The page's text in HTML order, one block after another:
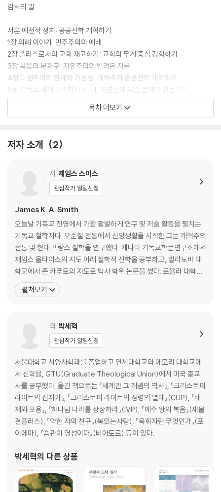
감사의 말
서론 예전적 정치: 공공신학 개혁하기
1장 의례 이야기: 민주주의의 예배
2장 폴리스로서의 교회 재고하기: 교회의 무게 중심 강화하기
3장 복음의 분화구: 자유주의의 빌려온 자본
4장 다원주의의 한계와 가능성: 개혁주의 공공신학 개혁하기
5장 기독교 세계 구속하기: 아니, 자연법에 무슨 문제가 있는가?
6장 경쟁적 형성: 우리의 ‘대부’ 문제
결론 하나님의 도성과 우리가 살고 있는 도성: 공적 참여를 위한 아우구스
인명 찾아보기
목차 더보기
저자 소개 2
저 제임스 스미스
관심작가 알림신청
James K. A. Smith
오늘날 기독교 진영에서 가장 활발하게 연구 및 저술 활동을 펼치는
기독교 철학자다. 오순절 전통에서 신앙생활을 시작한 그는 개혁주의
전통 및 현대 프랑스 철학을 연구했다. 캐나다 기독교학문연구소에서
제임스 올타이스의 지도 아래 철학적 신학을 공부하고, 빌라노바 대
학교에서 존 카푸토의 지도로 박사 학위 논문을 썼다. 로욜라 대학교
에서 가르쳤으며, 현재는 캘빈 칼리지에서 철학과 신학을 가르치고
있다. 풀러 신학교, 리폼드 신학교, 리젠트 칼리지 방문교수이기도 하
펼쳐보기
역 박세혁
관심작가 알림신청
서울대학교 서양사학과를 졸업하고 연세대학교와 에모리 대학교에
서 신학을, GTU(Graduate Theological Union)에서 미국 종교
사를 공부했다. 옮긴 책으로는 『세계관 그 개념의 역사』, 『크리스토퍼
라이트의 십자가』, 『크리스토퍼 라이트의 성령의 열매』(CUP), 『배
제와 포용』, 『하나님 나라를 상상하라』(IVP), 『예수 왕의 복음』(새물
결플러스), 『약한 자의 친구』(복있는사람), 『목회자란 무엇인가』(포
이에마), 『습관이 영성이다』(비아토르) 등이 있다.
박세혁의 다른 상품